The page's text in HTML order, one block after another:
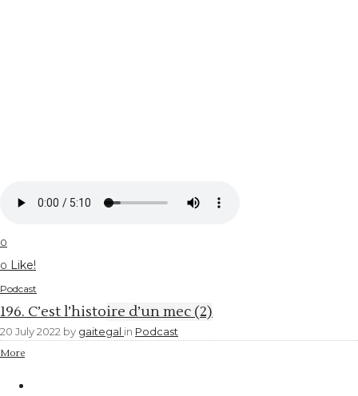
0
0 Like!
Podcast
196. C’est l’histoire d’un mec (2)
20 July 2022 by gaitegal in Podcast
More